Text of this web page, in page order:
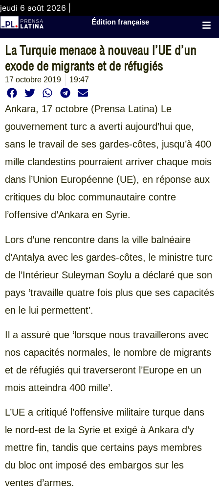
jeudi 6 août 2026 |
Édition française
La Turquie menace à nouveau l’UE d’un
exode de migrants et de réfugiés
17 octobre 2019 19:47
Ankara, 17 octobre (Prensa Latina) Le
gouvernement turc a averti aujourd’hui que,
sans le travail de ses gardes-côtes, jusqu’à 400
mille clandestins pourraient arriver chaque mois
dans l’Union Européenne (UE), en réponse aux
critiques du bloc communautaire contre
l’offensive d’Ankara en Syrie.
Lors d’une rencontre dans la ville balnéaire
d’Antalya avec les gardes-côtes, le ministre turc
de l’Intérieur Suleyman Soylu a déclaré que son
pays ‘travaille quatre fois plus que ses capacités
en le lui permettent’.
Il a assuré que ‘lorsque nous travaillerons avec
nos capacités normales, le nombre de migrants
et de réfugiés qui traverseront l’Europe en un
mois atteindra 400 mille’.
L’UE a critiqué l’offensive militaire turque dans
le nord-est de la Syrie et exigé à Ankara d’y
mettre fin, tandis que certains pays membres
du bloc ont imposé des embargos sur les
ventes d’armes.